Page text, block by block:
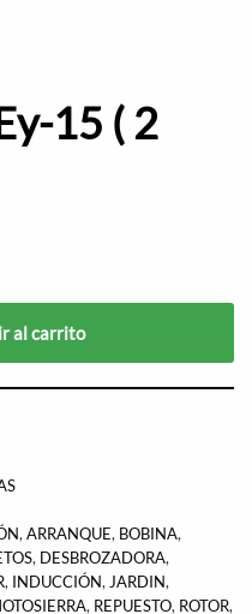
15 ( 2
al carrito
, ARRANQUE, BOBINA,
, DESBROZADORA,
, INDUCCIÓN, JARDIN,
, REPUESTO, ROTOR,